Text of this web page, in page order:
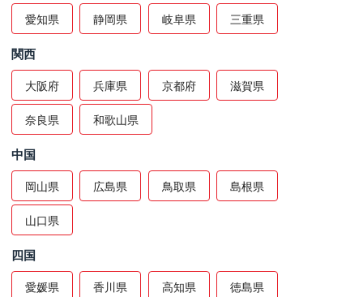
愛知県 静岡県 岐阜県 三重県
関西
大阪府 兵庫県 京都府 滋賀県
奈良県 和歌山県
中国
岡山県 広島県 鳥取県 島根県
山口県
四国
愛媛県 香川県 高知県 徳島県